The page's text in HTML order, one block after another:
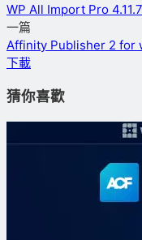
WP All Import Pro
一篇
Affinity Publisher 2 for
下載
猜你喜歡